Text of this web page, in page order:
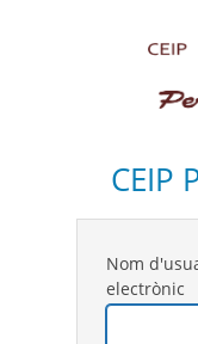
CEIP
Nom
electrònic